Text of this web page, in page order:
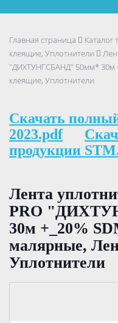
Главная страница Каталог
клеящие, Уплотнители
"ДИХТУНГСБАНД" 50мм* 30м
клеящие, Уплотнители
Скачать
2023.pdf
продукции
Лента
PRO
30м +_20%
малярные,
Уплотнители